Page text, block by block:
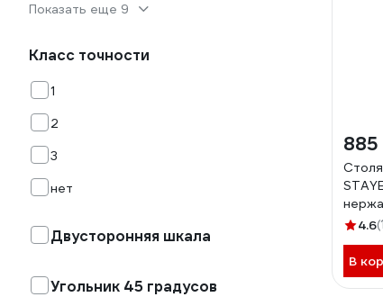
Показать еще 9
Класс точности
1
2
3
нет
Двусторонняя шкала
Угольник 45 градусов
885
3431-
4.6
В